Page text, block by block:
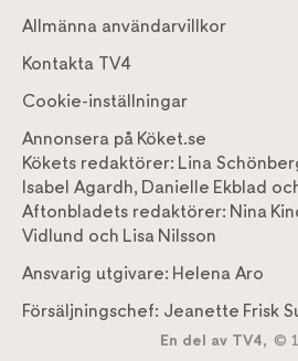
Allmänna användarvillkor
Kontakta TV4
Cookie-inställningar
Annonsera på Köket.se
Kökets redaktörer: Lina
Isabel Agardh, Danielle Ekblad
Aftonbladets redaktörer: Nina
Vidlund och Lisa Nilsson
Ansvarig utgivare: Helena Aro
Försäljningschef: Jeanette Frisk
En del av TV4, ©